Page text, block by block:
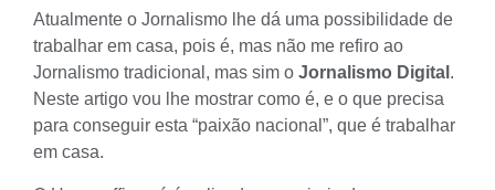
Atualmente o Jornalismo lhe dá uma possibilidade de
trabalhar em casa, pois é, mas não me refiro ao
Jornalismo tradicional, mas sim o Jornalismo Digital .
Neste artigo vou lhe mostrar como é, e o que precisa
para conseguir esta “paixão nacional”, que é trabalhar
em casa.